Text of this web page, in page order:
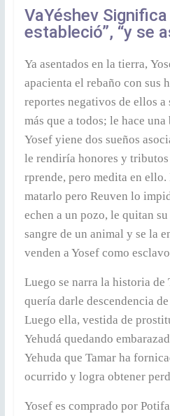
VaYéshev Significa
estableció”, “y se
Ya asentados en la tierra,
apacienta el rebaño con sus
reportes negativos de ellos a
más que a todos; le hace
Yosef yiene dos sueños
le rendiría honores y
rprende, pero medita en ello.
matarlo pero Reuven lo
echen a un pozo, le quitan
sangre de un animal y se la
venden a Yosef como
Luego se narra la historia de
quería darle descendencia
Luego ella, vestida de
Yehudá quedando
Yehuda que Tamar ha
ocurrido y logra obtener
Yosef es comprado por